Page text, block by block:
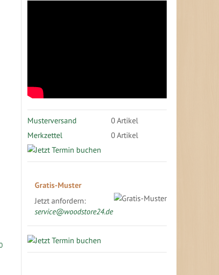
Musterversand 0 Artikel
Merkzettel
0 Artikel
Gratis-Muster
Jetzt anfordern:
service@woodstore24.de